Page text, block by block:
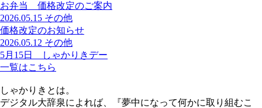
お弁当 価格改定のご案内
2026.05.15 その他
価格改定のお知らせ
2026.05.12 その他
5月15日 しゃかりきデー
一覧はこちら
しゃかりきとは。
デジタル大辞泉によれば、『夢中になって何かに取り組むこ